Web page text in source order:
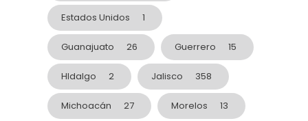
Estados Unidos 1
Guanajuato 26 Guerrero 15
HIdalgo 2 Jalisco 358
Michoacán 27 Morelos 13